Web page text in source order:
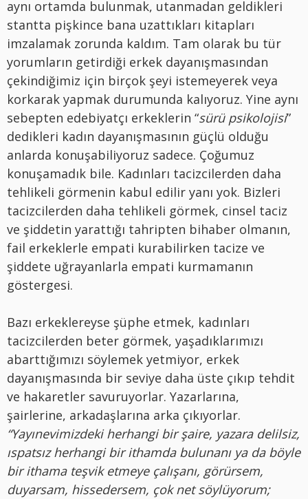
aynı ortamda bulunmak, utanmadan geldikleri
stantta pişkince bana uzattıkları kitapları
imzalamak zorunda kaldım. Tam olarak bu tür
yorumların getirdiği erkek dayanışmasından
çekindiğimiz için birçok şeyi istemeyerek veya
korkarak yapmak durumunda kalıyoruz. Yine aynı
sebepten edebiyatçı erkeklerin “sürü psikolojisi”
dedikleri kadın dayanışmasının güçlü olduğu
anlarda konuşabiliyoruz sadece. Çoğumuz
konuşamadık bile. Kadınları tacizcilerden daha
tehlikeli görmenin kabul edilir yanı yok. Bizleri
tacizcilerden daha tehlikeli görmek, cinsel taciz
ve şiddetin yarattığı tahripten bihaber olmanın,
fail erkeklerle empati kurabilirken tacize ve
şiddete uğrayanlarla empati kurmamanın
göstergesi.
Bazı erkeklereyse şüphe etmek, kadınları
tacizcilerden beter görmek, yaşadıklarımızı
abarttığımızı söylemek yetmiyor, erkek
dayanışmasında bir seviye daha üste çıkıp tehdit
ve hakaretler savuruyorlar. Yazarlarına,
şairlerine, arkadaşlarına arka çıkıyorlar.
“Yayınevimizdeki herhangi bir şaire, yazara delilsiz,
ıspatsız herhangi bir ithamda bulunanı ya da böyle
bir ithama teşvik etmeye çalışanı, görürsem,
duyarsam, hissedersem, çok net söylüyorum;